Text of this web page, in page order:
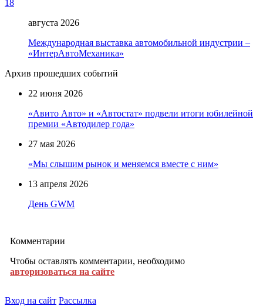
18
августа 2026
Международная выставка автомобильной индустрии –
«ИнтерАвтоМеханика»
Архив прошедших событий
22 июня 2026
«Авито Авто» и «Автостат» подвели итоги юбилейной
премии «Автодилер года»
27 мая 2026
«Мы слышим рынок и меняемся вместе с ним»
13 апреля 2026
День GWM
Комментарии
Чтобы оставлять комментарии, необходимо
авторизоваться на сайте
Вход на сайт Рассылка